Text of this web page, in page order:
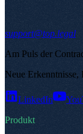
support@top.legal
Am Puls der
Neue Erkenntnisse,
LinkedIn
Produkt